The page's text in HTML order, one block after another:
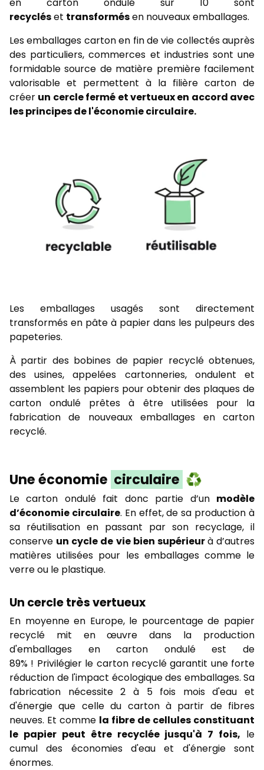
recycléset transformésen nouveaux emballages.
Les emballages carton en fin de vie collectés auprès
des particuliers, commerces et industries sont une
formidable source de matière première facilement
valorisable et permettent à la filière carton de
créer un cercle fermé et vertueux en accord avec
les principes de l'économie circulaire.
Les emballages usagés sont directement
transformés en pâte à papier dans les pulpeurs des
papeteries.
À partir des bobines de papier recyclé obtenues,
des usines, appelées cartonneries, ondulent et
assemblent les papiers pour obtenir des plaques de
carton ondulé prêtes à être utilisées pour la
fabrication de nouveaux emballages en carton
recyclé.
Une économie circulaire ♻️
Le carton ondulé fait donc partie d’un modèle
d’économie circulaire. En effet, de sa production à
sa réutilisation en passant par son recyclage, il
conserve un cycle de vie bien supérieurà d’autres
matières utilisées pour les emballages comme le
verre ou le plastique.
Un cercle très vertueux
En moyenne en Europe, le pourcentage de papier
recyclé mit en œuvre dans la production
d'emballages en carton ondulé est de
89% ! Privilégier le carton recyclé garantit une forte
réduction de l'impact écologique des emballages. Sa
fabrication nécessite 2 à 5 fois mois d'eau et
d'énergie que celle du carton à partir de fibres
neuves. Et comme la fibre de cellules constituant
le papier peut être recyclée jusqu'à 7 fois, le
cumul des économies d'eau et d'énergie sont
énormes.